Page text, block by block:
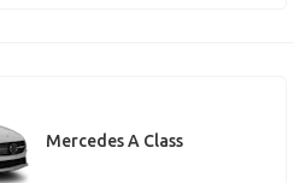
Mercedes A Class